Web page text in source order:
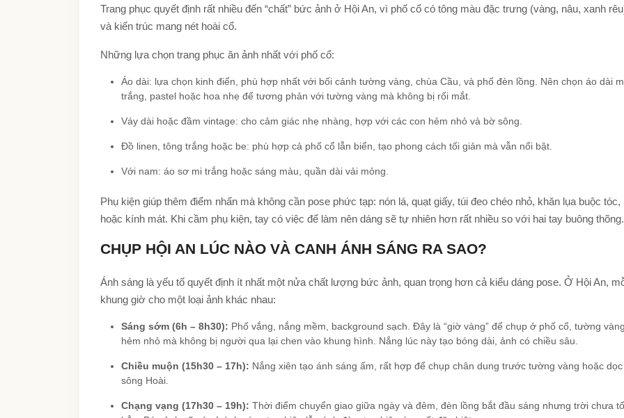
Trang phục quyết định rất nhiều đến “chất” bức ảnh ở Hội An, vì phố cổ có tông màu đặc trưng (vàng, nâu, xanh
và kiến trúc mang nét hoài cổ.
Những lựa chọn trang phục ăn ảnh nhất với phố cổ:
Áo dài: lựa chọn kinh điển, phù hợp nhất với bối cảnh tường vàng, chùa Cầu, và phố đèn lồng. Nên chọn áo dài
trắng, pastel hoặc hoa nhẹ để tương phản với tường vàng mà không bị rối mắt.
Váy dài hoặc đầm vintage: cho cảm giác nhẹ nhàng, hợp với các con hẻm nhỏ và bờ sông.
Đồ linen, tông trắng hoặc be: phù hợp cả phố cổ lẫn biển, tạo phong cách tối giản mà vẫn nổi bật.
Với nam: áo sơ mi trắng hoặc sáng màu, quần dài vải mỏng.
Phụ kiện giúp thêm điểm nhấn mà không cần pose phức tạp: nón lá, quạt giấy, túi đeo chéo nhỏ, khăn lụa buộc tóc,
hoặc kính mát. Khi cầm phụ kiện, tay có việc để làm nên dáng sẽ tự nhiên hơn rất nhiều so với hai tay buông thõng.
CHỤP HỘI AN LÚC NÀO VÀ CANH ÁNH SÁNG RA SAO?
Ánh sáng là yếu tố quyết định ít nhất một nửa chất lượng bức ảnh, quan trọng hơn cả kiểu dáng pose. Ở Hội An,
khung giờ cho một loại ảnh khác nhau:
Sáng sớm (6h – 8h30): Phố vắng, nắng mềm, background sạch. Đây là “giờ vàng” để chụp ở phố cổ, tường
hẻm nhỏ mà không bị người qua lại chen vào khung hình. Nắng lúc này tạo bóng dài, ảnh có chiều sâu.
Chiều muộn (15h30 – 17h): Nắng xiên tạo ánh sáng ấm, rất hợp để chụp chân dung trước tường vàng hoặc
sông Hoài.
Chạng vạng (17h30 – 19h): Thời điểm chuyển giao giữa ngày và đêm, đèn lồng bắt đầu sáng nhưng trời chưa